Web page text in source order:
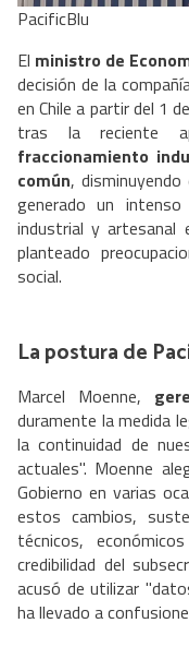
PacificBlu
El ministro de
decisión de la
en Chile a partir del 1
tras la reciente
fraccionamiento
común,
generado un
industrial y artesanal
planteado
social.
La postura de
Marcel Moenne,
duramente la medida
la continuidad de
actuales". Moenne
Gobierno en varias
estos cambios,
técnicos,
credibilidad del
acusó de utilizar
ha llevado a